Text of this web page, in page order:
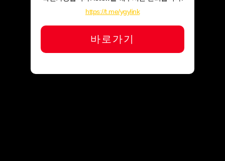
https://t.me/ygylink
바로가기